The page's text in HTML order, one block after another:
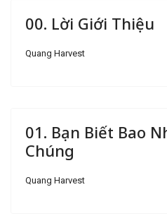
00. Lời Giới Thiệu
Quang Harvest
01. Bạn Biết Bao
Chúng
Quang Harvest